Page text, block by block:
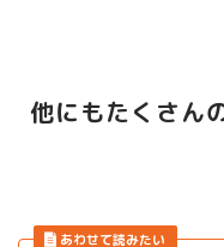
他にもたくさん